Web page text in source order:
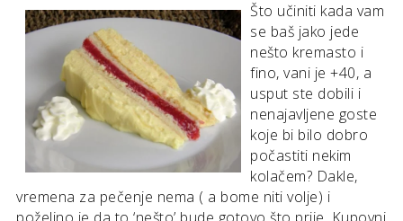
Što učiniti kada vam
se baš jako jede
nešto kremasto i
fino, vani je +40, a
usput ste dobili i
nenajavljene goste
koje bi bilo dobro
počastiti nekim
kolačem? Dakle,
vremena za pečenje nema ( a bome niti volje) i